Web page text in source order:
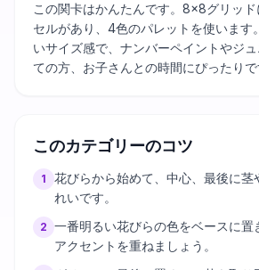
この関卡はかんたんです。8×8グリッド
セルがあり、4色のパレットを使います
いサイズ感で、ナンバーペイントやジ
ての方、お子さんとの時間にぴったりで
このカテゴリーのコツ
1
花びらから始めて、中心、最後に茎
れいです。
2 一番明るい花びらの色をベースに置
アクセントを重ねましょう。